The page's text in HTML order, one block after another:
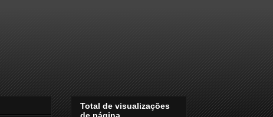
Total de visualizações